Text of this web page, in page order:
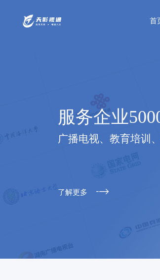
首
服务企业
广播电视、教育培训
了解更多